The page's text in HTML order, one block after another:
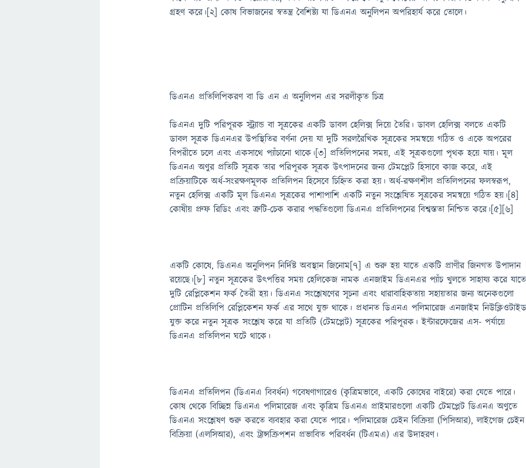
গ্রহণ করে।[২] কোষ বিভাজনের স্বতন্ত্র বৈশিষ্ট্য যা ডিএনএ অনুলিপন অপরিহার্য করে তোলে।
ডিএনএ প্রতিলিপিকরণ বা ডি এন এ অনুলিপন এর সরলীকৃত চিত্র
ডিএনএ দুটি পরিপূরক স্ট্র্যান্ড বা সূত্রকের একটি ডাবল হেলিক্স দিয়ে তৈরি। ডাবল হেলিক্স বলতে একটি
ডাবল সূত্রক ডিএনএর উপস্থিতির বর্ণনা দেয় যা দুটি সরলরৈখিক সূত্রকের সমন্বয়ে গঠিত ও একে অপরের
বিপরীতে চলে এবং একসাথে প্যাঁচানো থাকে।[৩] প্রতিলিপনের সময়, এই সূত্রকগুলো পৃথক হয়ে যায়। মূল
ডিএনএ অণুর প্রতিটি সূত্রক তার পরিপূরক সূত্রক উৎপাদনের জন্য টেমপ্লেট হিসাবে কাজ করে, এই
প্রক্রিয়াটিকে অর্ধ-সংরক্ষণমূলক প্রতিলিপন হিসেবে চিহ্নিত করা হয়। অর্ধ-রক্ষণশীল প্রতিলিপনের ফলস্বরূপ,
নতুন হেলিক্স একটি মূল ডিএনএ সূত্রকের পাশাপাশি একটি নতুন সংশ্লেষিত সূত্রকের সমন্বয়ে গঠিত হয়।[৪]
কোষীয় প্রুফ রিডিং এবং ত্রুটি-চেক করার পদ্ধতিগুলো ডিএনএ প্রতিলিপনের বিশ্বস্ততা নিশ্চিত করে।[৫][৬]
একটি কোষে, ডিএনএ অনুলিপন নির্দিষ্ট অবস্থান জিনোম[৭] এ শুরু হয় যাতে একটি প্রাণীর জিনগত উপাদান
রয়েছে।[৮] নতুন সূত্রকের উৎপত্তির সময় হেলিকেজ নামক এনজাইম ডিএনএর প্যাঁচ খুলতে সাহায্য করে যাতে
দুটি রেপ্লিকেশন ফর্ক তৈরী হয়। ডিএনএ সংশ্লেষণের সূচনা এবং ধারাবাহিকতায় সহায়তার জন্য অনেকগুলো
প্রোটিন প্রতিলিপি রেপ্লিকেশন ফর্ক এর সাথে যুক্ত থাকে। প্রধানত ডিএনএ পলিমারেজ এনজাইম
যুক্ত করে নতুন সূত্রক সংশ্লেষ করে যা প্রতিটি (টেমপ্লেট) সূত্রকের পরিপূরক। ইন্টারফেজের এস- পর্যায়ে
ডিএনএ প্রতিলিপন ঘটে থাকে।
ডিএনএ প্রতিলিপন (ডিএনএ বিবর্ধন) গবেষণাগারেও (কৃত্রিমভাবে, একটি কোষের বাইরে) করা যেতে পারে।
কোষ থেকে বিচ্ছিন্ন ডিএনএ পলিমারেজ এবং কৃত্রিম ডিএনএ প্রাইমারগুলো একটি টেমপ্লেট ডিএনএ অণুতে
ডিএনএ সংশ্লেষণ শুরু করতে ব্যবহার করা যেতে পারে। পলিমারেজ চেইন বিক্রিয়া (পিসিআর), লাইগেজ চেইন
বিক্রিয়া (এলসিআর), এবং ট্রান্সক্রিপশন প্রভাবিত পরিবর্ধন (টিএমএ) এর উদাহরণ।